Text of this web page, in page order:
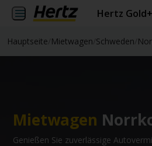
Hertz Gold+
Hauptseite Mietwagen Schweden
Mietwagen
Genießen Sie zuverlässige